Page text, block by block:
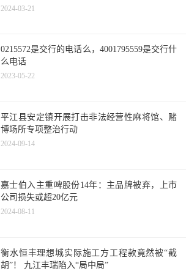
2024-03-21
0215572是交行的电话么，4001795559是交行什
么电话
2023-05-22
平江县安定镇开展打击非法经营性麻将馆、赌
博场所专项整治行动
2024-09-14
嘉士伯入主重啤股份14年：主品牌被弃，上市
公司损失或超20亿元
2024-08-11
衡水恒丰理想城实际施工方工程款竟然被“截
胡”！ 九江丰瑞陷入“局中局”